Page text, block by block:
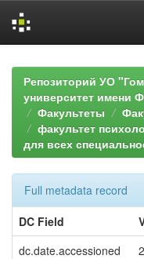
navigationРепозиторий УО
университет имени
Факультеты
факультет
для всех
Full metadata record
DC Field
dc.date.accessioned